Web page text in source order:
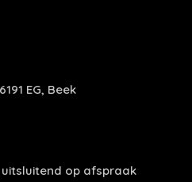
EG, Beek
uitsluitend op afspraak